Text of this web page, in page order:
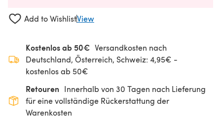
Add to WishlistView
Kostenlos ab 50€ Versandkosten nach
Deutschland, Österreich, Schweiz: 4,95€ -
kostenlos ab 50€
Retouren Innerhalb von 30 Tagen nach Lieferung
für eine vollständige Rückerstattung der
Warenkosten